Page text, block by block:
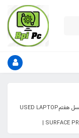
لپ تاپ استوک لمسی تبلتشو مایکروسافت سرفیس پرو5 نسل هفتمUSED LAPTOP
SURFACE